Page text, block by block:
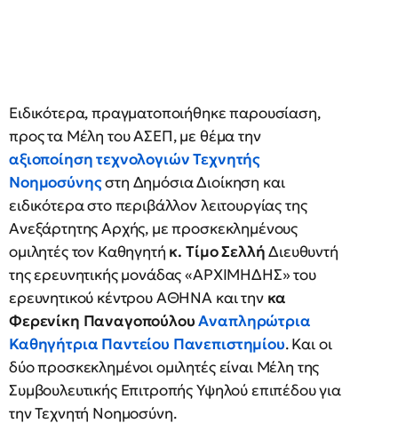
Ειδικότερα, πραγματοποιήθηκε παρουσίαση,
προς τα Μέλη του ΑΣΕΠ, με θέμα την
αξιοποίηση τεχνολογιών Τεχνητής
Νοημοσύνηςστη Δημόσια Διοίκηση και
ειδικότερα στο περιβάλλον λειτουργίας της
Ανεξάρτητης Αρχής, με προσκεκλημένους
ομιλητές τον Καθηγητή κ. Τίμο ΣελλήΔιευθυντή
της ερευνητικής μονάδας «ΑΡΧΙΜΗΔΗΣ» του
ερευνητικού κέντρου ΑΘΗΝΑ και την κα
Φερενίκη ΠαναγοπούλουΑναπληρώτρια
Καθηγήτρια Παντείου Πανεπιστημίου. Και οι
δύο προσκεκλημένοι ομιλητές είναι Μέλη της
Συμβουλευτικής Επιτροπής Υψηλού επιπέδου για
την Τεχνητή Νοημοσύνη.